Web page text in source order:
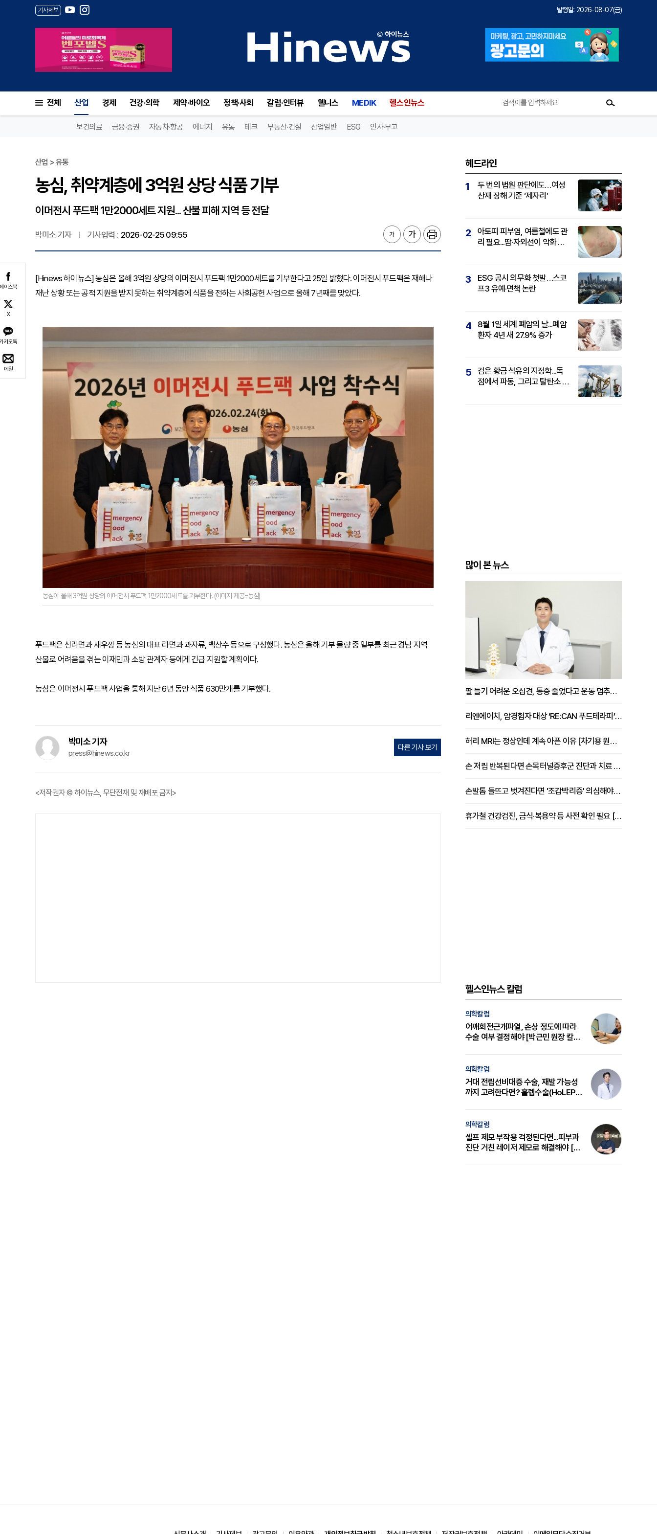
기사제보 발행일: 2026-08-07(금)
전체 산업 경제 건강·의학 제약·바이오 정책·사회 칼럼·인터뷰 웰니스 MEDIK 헬스인뉴스
보건의료 금융·증권 자동차·항공 에너지 유통 테크 부동산·건설 산업일반 ESG 인사·부고
이스북
X
카오톡
메일
산업 > 유통
농심, 취약계층에 3억원 상당 식품 기부
이머전시 푸드팩 1만2000세트 지원... 산불 피해 지역 등 전달
박미소 기자 기사입력 : 2026-02-25 09:55
[Hinews 하이뉴스] 농심은 올해 3억원 상당의 이머전시 푸드팩 1만2000세트를 기부한다고 25일 밝혔다. 이머전시 푸드팩은 재해나
재난 상황 또는 공적 지원을 받지 못하는 취약계층에 식품을 전하는 사회공헌 사업으로 올해 7년째를 맞았다.
농심이 올해 3억원 상당의 이머전시 푸드팩 1만2000세트를 기부한다. (이미지 제공=농심)
푸드팩은 신라면과 새우깡 등 농심의 대표 라면과 과자류, 백산수 등으로 구성했다. 농심은 올해 기부 물량 중 일부를 최근 경남 지역
산불로 어려움을 겪는 이재민과 소방 관계자 등에게 긴급 지원할 계획이다.
농심은 이머전시 푸드팩 사업을 통해 지난 6년 동안 식품 630만개를 기부했다.
박미소 기자
press@hinews.co.kr
다른 기사 보기
<저작권자 © 하이뉴스, 무단전재 및 재배포 금지>
헤드라인
1
두 번의 법원 판단에도…여성
산재 장해 기준 ‘제자리’
2
아토피 피부염, 여름철에도 관
리 필요...땀·자외선이 악화 요
3
ESG 공시 의무화 첫발…스코
프3 유예·면책 논란
4
8월 1일 세계 폐암의 날...폐암
환자 4년 새 27.9% 증가
5
검은 황금 석유의 지정학...독
점에서 파동, 그리고 탈탄소 패
많이 본 뉴스
팔 들기 어려운 오십견, 통증 줄었다고 운동 멈추면 안 되는 이유 [이병욱 원장 칼럼]
리엔에이치, 암경험자 대상 ‘RE:CAN 푸드테라피’ 운영
허리 MRI는 정상인데 계속 아픈 이유 [차기용 원장 칼럼]
손 저림 반복된다면 손목터널증후군 진단과 치료 시기 살펴야 [김동현 원장 칼럼]
손발톱 들뜨고 벗겨진다면 '조갑박리증' 의심해야 [김철윤 원장 칼럼]
휴가철 건강검진, 금식·복용약 등 사전 확인 필요 [정도감 원장 칼럼]
헬스인뉴스 칼럼
의학칼럼
어깨회전근개파열, 손상 정도에 따라
수술 여부 결정해야 [박근민 원장 칼
의학칼럼
거대 전립선비대증 수술, 재발 가능성
까지 고려한다면? 홀렙수술(HoLEP)
의학칼럼
셀프 제모 부작용 걱정된다면...피부과
진단 거친 레이저 제모로 해결해야 [변